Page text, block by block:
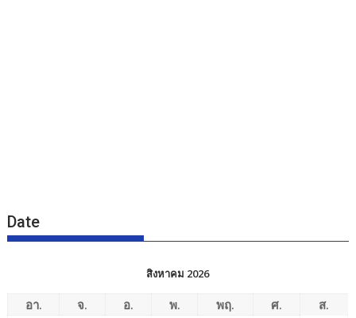
Date
สิงหาคม 2026
อา. จ. อ. พ. พฤ. ศ.
ส.